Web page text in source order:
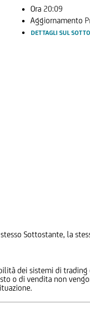
Ora 20:09
Aggiornamento
DETTAGLI SUL
Sottostante, la
dei sistemi di
o di vendita non